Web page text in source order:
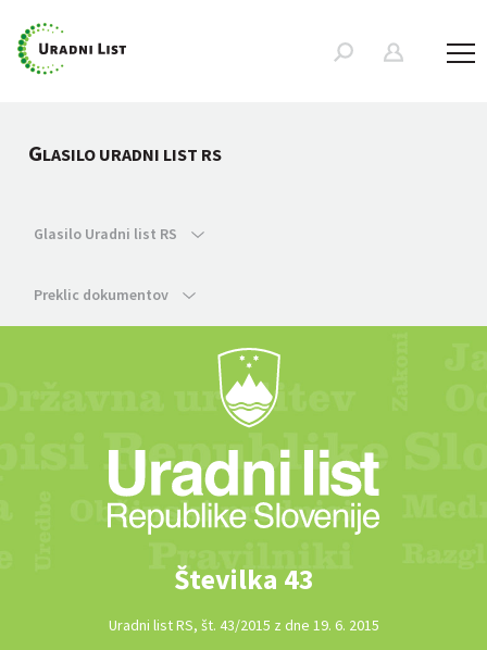
GLASILO URADNI LIST RS
Glasilo Uradni list RS
Preklic dokumentov
Številka 43
Uradni list RS, št. 43/2015 z dne 19. 6. 2015